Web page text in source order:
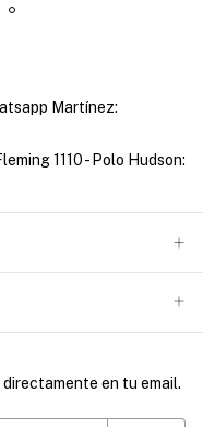
Martínez:
1110 - Polo Hudson:
en tu email.